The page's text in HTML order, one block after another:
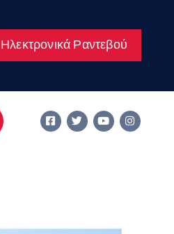
Ηλεκτρονικά Ραντεβού